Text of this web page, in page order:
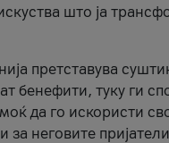
што ја
претставува
бенефити, туку ги
да го искористи
неговите